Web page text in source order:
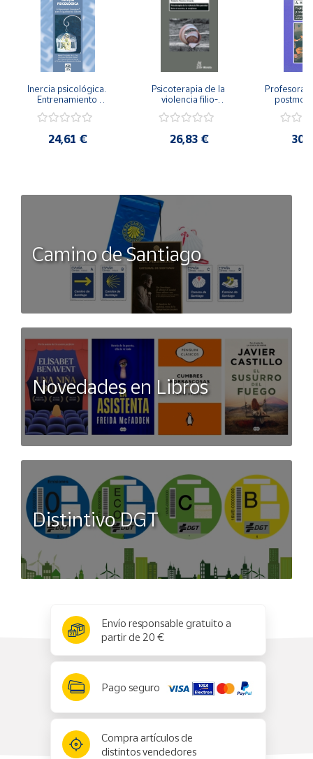
Inercia psicológica.
Entrenamiento
Igualdad de Género.
24,61 €
Psicoterapia de la
violencia filio-
secreto y la
26,83 €
Camino de Santiago
Novedades en Libros
Distintivo DGT
Envío responsable gratuito a
partir de 20 €
Pago seguro
Compra artículos de
distintos vendedores